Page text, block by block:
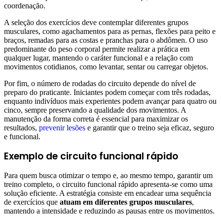
coordenação.
A seleção dos exercícios deve contemplar diferentes grupos
musculares, como agachamentos para as pernas, flexões para peito e
braços, remadas para as costas e pranchas para o abdômen. O uso
predominante do peso corporal permite realizar a prática em
qualquer lugar, mantendo o caráter funcional e a relação com
movimentos cotidianos, como levantar, sentar ou carregar objetos.
Por fim, o número de rodadas do circuito depende do nível de
preparo do praticante. Iniciantes podem começar com três rodadas,
enquanto indivíduos mais experientes podem avançar para quatro ou
cinco, sempre preservando a qualidade dos movimentos. A
manutenção da forma correta é essencial para maximizar os
resultados, prevenir lesões e garantir que o treino seja eficaz, seguro
e funcional.
Exemplo de circuito funcional rápido
Para quem busca otimizar o tempo e, ao mesmo tempo, garantir um
treino completo, o circuito funcional rápido apresenta-se como uma
solução eficiente. A estratégia consiste em encadear uma sequência
de exercícios que atuam em diferentes grupos musculares,
mantendo a intensidade e reduzindo as pausas entre os movimentos.